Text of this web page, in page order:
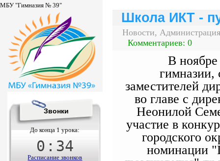
МБУ "Гимназия № 39"
Школа ИКТ -
Новости,
Комментариев: 0
В ноябре
гимназии,
заместителей
во главе с
Неонилой
участие в
городского
номинации
Звонки
До конца 1 урока:
0 : 34
Расписание звонков